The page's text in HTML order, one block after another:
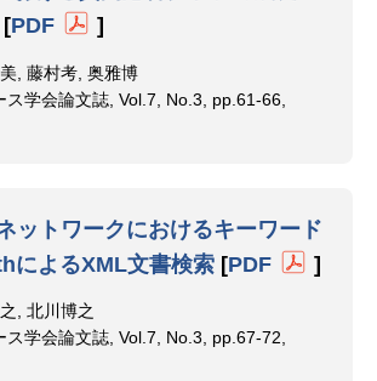
PDF ]
, 藤村考, 奥雅博
ス学会論文誌, Vol.7, No.3, pp.61-66,
ットワークにおけるキーワード
によるXML文書検索 [PDF ]
, 北川博之
ス学会論文誌, Vol.7, No.3, pp.67-72,